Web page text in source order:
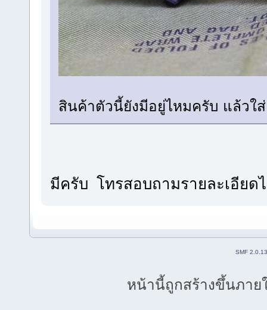
สินค้าตัวนี้ยังมีอยู่ไหมครับ แล้วใ
มีครับ โทรสอบถามรายละเอียด
SMF 2.0.13
หน้านี้ถูกสร้างขึ้นภาย